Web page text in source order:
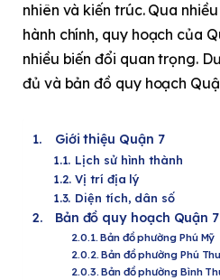
nhiên và kiến trúc. Qua
hành chính, quy hoạch của
nhiều biến đổi quan trọng.
đủ và bản đồ quy hoạch
Giới thiệu Quận 7
Lịch sử hình thành
Vị trí địa lý
Diện tích, dân số
Bản đồ quy hoạch Quận 7
Bản đồ phường Phú Mỹ
Bản đồ phường Phú
Bản đồ phường Bình